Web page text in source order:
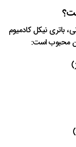
باتری نیکل کادمیوم
محبوب است: